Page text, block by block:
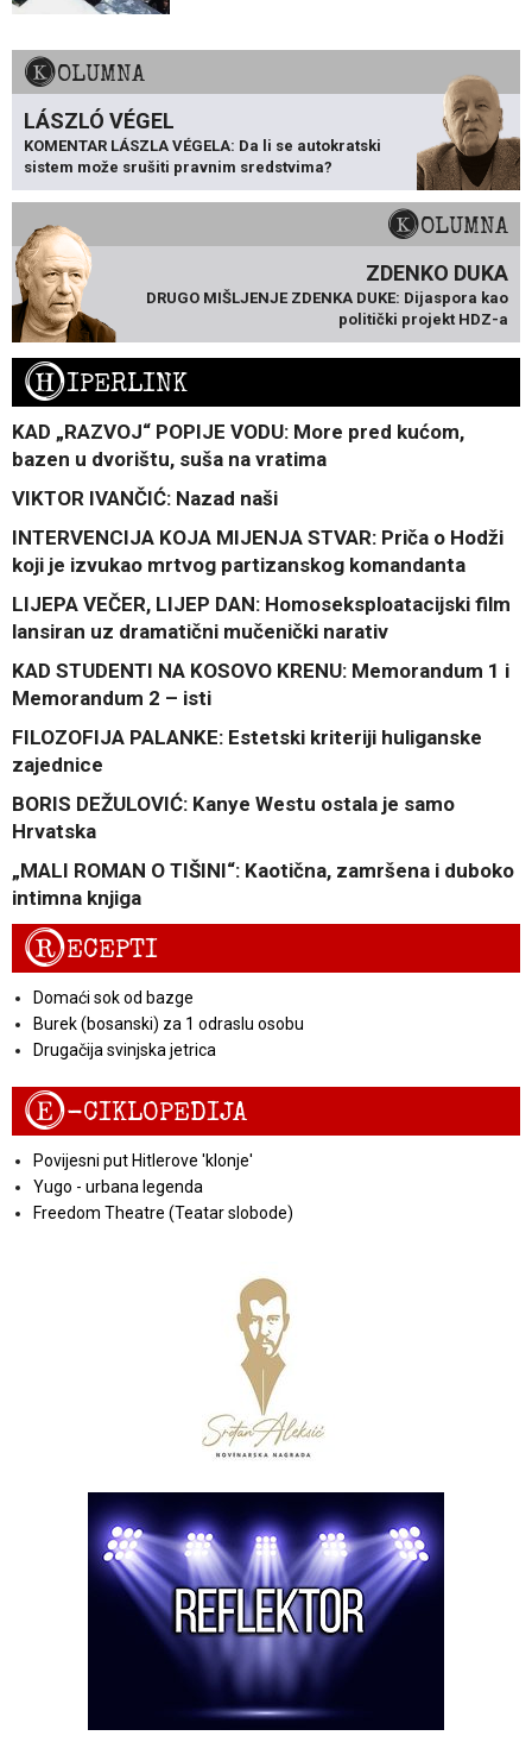
KOLUMNA
LÁSZLÓ VÉGEL
KOMENTAR LÁSZLA VÉGELA: Da li se autokratski
sistem može srušiti pravnim sredstvima?
KOLUMNA
ZDENKO DUKA
DRUGO MIŠLJENJE ZDENKA DUKE: Dijaspora kao
politički projekt HDZ-a
HIPERLINK
KAD „RAZVOJ“ POPIJE VODU: More pred kućom,
bazen u dvorištu, suša na vratima
VIKTOR IVANČIĆ: Nazad naši
INTERVENCIJA KOJA MIJENJA STVAR: Priča o Hodži
koji je izvukao mrtvog partizanskog komandanta
LIJEPA VEČER, LIJEP DAN: Homoseksploatacijski film
lansiran uz dramatični mučenički narativ
KAD STUDENTI NA KOSOVO KRENU: Memorandum 1 i
Memorandum 2 – isti
FILOZOFIJA PALANKE: Estetski kriteriji huliganske
zajednice
BORIS DEŽULOVIĆ: Kanye Westu ostala je samo
Hrvatska
„MALI ROMAN O TIŠINI“: Kaotična, zamršena i duboko
intimna knjiga
RECEPTI
Domaći sok od bazge
Burek (bosanski) za 1 odraslu osobu
Drugačija svinjska jetrica
E-CIKLOPEDIJA
Povijesni put Hitlerove 'klonje'
Yugo - urbana legenda
Freedom Theatre (Teatar slobode)